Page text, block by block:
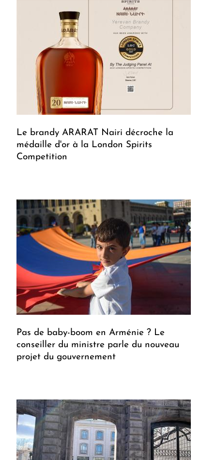
Le brandy ARARAT Nairi décroche la
médaille d'or à la London Spirits
Competition
Pas de baby-boom en Arménie ? Le
conseiller du ministre parle du nouveau
projet du gouvernement